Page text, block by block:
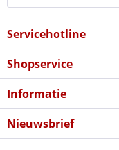
Servicehotline
Shopservice
Informatie
Nieuwsbrief